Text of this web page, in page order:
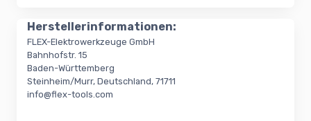
Herstellerinformationen:
FLEX-Elektrowerkzeuge GmbH
Bahnhofstr. 15
Baden-Württemberg
Steinheim/Murr, Deutschland, 71711
info@flex-tools.com